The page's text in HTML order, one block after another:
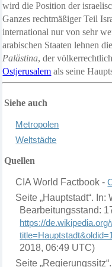
wird die Position der
Ganzes rechtmäßiger Teil
international nur von sehr
arabischen Staaten lehnen
Palästina, der
Ostjerusalem als seine
Siehe auch
Metropolen
Weltstädte
Quellen
CIA World Factbook -
Seite „Hauptstadt“.
Bearbeitungsstand:
https://
2018, 06:49 UTC)
Seite